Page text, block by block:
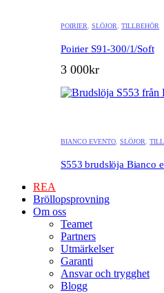
POIRIER SLÖJOR TILLBEHÖR
Poirier S91-300/1/Soft
3 000kr
BIANCO EVENTO SLÖJOR
S553 brudslöja Bianco
REA
Bröllopsprovning
Om oss
Teamet
Partners
Utmärkelser
Garanti
Ansvar och trygghet
Blogg